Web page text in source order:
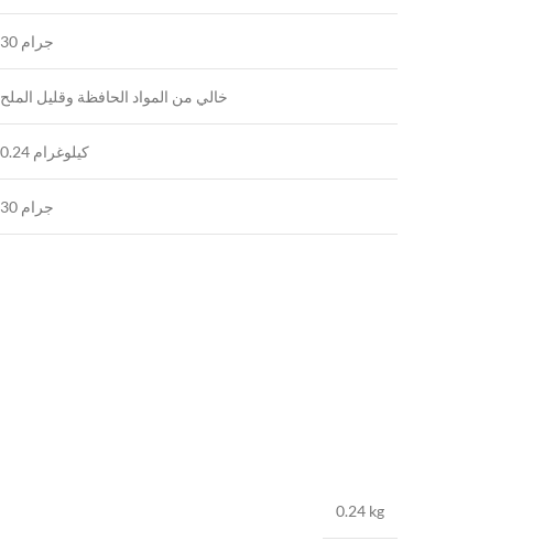
30 جرام
خالي من المواد الحافظة وقليل الملح
0.24 كيلوغرام
30 جرام
0.24 kg